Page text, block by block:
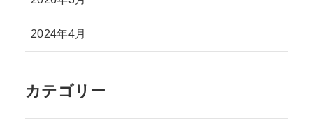
2024年4月
カテゴリー